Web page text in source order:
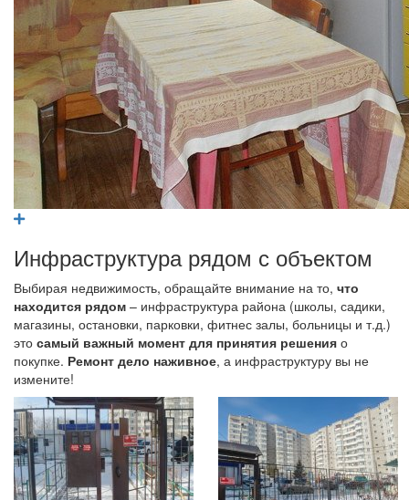
Инфраструктура рядом с объектом
Выбирая недвижимость, обращайте внимание на то, что
находится рядом – инфраструктура района (школы, садики,
магазины, остановки, парковки, фитнес залы, больницы и т.д.)
это самый важный момент для принятия решения о
покупке. Ремонт дело наживное, а инфраструктуру вы не
измените!